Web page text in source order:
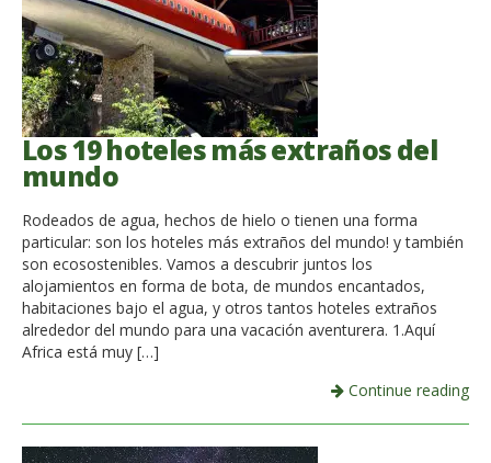
Los 19 hoteles más extraños del
mundo
Rodeados de agua, hechos de hielo o tienen una forma
particular: son los hoteles más extraños del mundo! y también
son ecosostenibles. Vamos a descubrir juntos los
alojamientos en forma de bota, de mundos encantados,
habitaciones bajo el agua, y otros tantos hoteles extraños
alrededor del mundo para una vacación aventurera. 1.Aquí
Africa está muy […]
Continue reading